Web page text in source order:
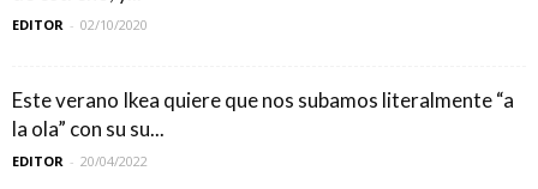
EDITOR - 02/10/2020
Este verano Ikea quiere que nos subamos literalmente “a
la ola” con su su...
EDITOR - 20/04/2022